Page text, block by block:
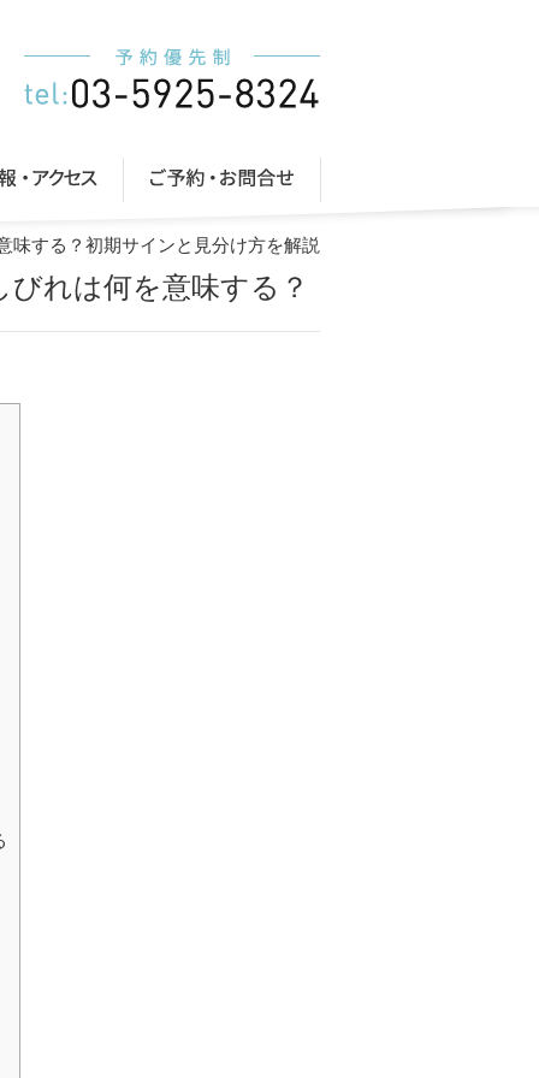
味する？初期サインと見分け方を解説
れは何を意味する？